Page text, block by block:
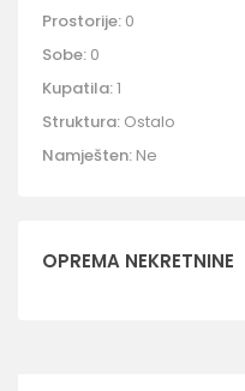
Prostorije: 0
Sobe: 0
Kupatila:1
Struktura: Ostalo
Namješten: Ne
OPREMA NEKRETNINE